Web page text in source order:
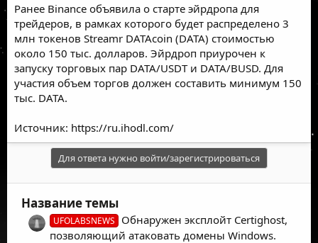
Ранее Binance объявила о старте эйрдропа для
трейдеров, в рамках которого будет распределено 3
млн токенов Streamr DATAcoin (DATA) стоимостью
около 150 тыс. долларов. Эйрдроп приурочен к
запуску торговых пар DATA/USDT и DATA/BUSD. Для
участия объем торгов должен составить минимум 150
тыс. DATA.
Источник: https://ru.ihodl.com/
Для ответа нужно войти/зарегистрироваться
Название темы
UFOLABSNEWS
Обнаружен эксплойт Certighost,
позволяющий атаковать домены Windows.